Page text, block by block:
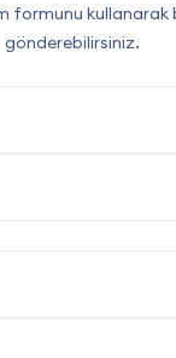
formunu
gönderebilirsiniz.